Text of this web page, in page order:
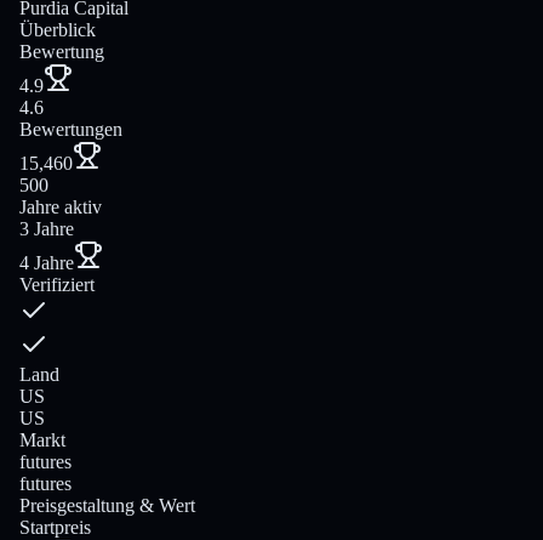
Purdia Capital
Überblick
Bewertung
4.9
4.6
Bewertungen
15,460
500
Jahre aktiv
3 Jahre
4 Jahre
Verifiziert
Land
US
US
Markt
futures
futures
Preisgestaltung & Wert
Startpreis